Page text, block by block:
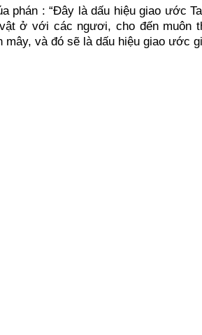
phán : “Đây là dấu hiệu giao ước
ở với các ngươi, cho đến muôn
mây, và đó sẽ là dấu hiệu giao ước